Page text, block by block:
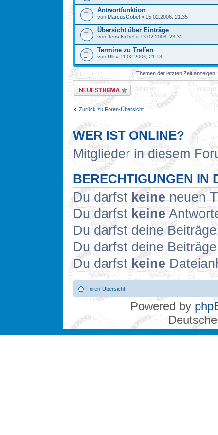
Antwortfunktion
von MarcusGöbel » 15.02.2006, 21:35
Übersicht über Einträge
von Jens Nöbel » 13.02.2006, 23:32
Termine zu Treffen
von Ulli » 11.02.2006, 21:13
Themen der letzten Zeit anzeigen:
Neues Thema erstellen
Zurück zu Foren-Übersicht
WER IST ONLINE?
Mitglieder in diesem
BERECHTIGUNGEN IN
Du darfst keineneuen
Du darfst keine
Du darfst deine
Du darfst deine
Du darfstkeine
Foren-Übersicht
Powered by